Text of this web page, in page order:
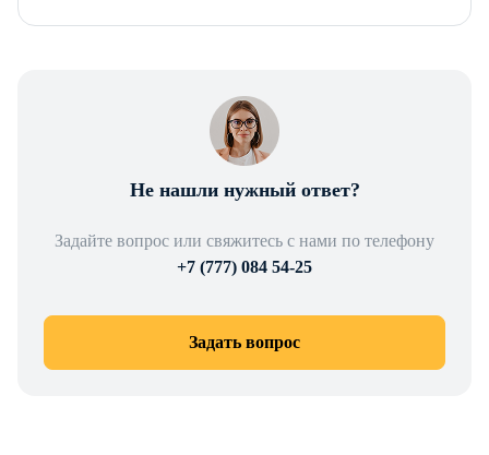
Не нашли нужный ответ?
Задайте вопрос или свяжитесь с нами по телефону
+7 (777) 084 54-25
Задать вопрос